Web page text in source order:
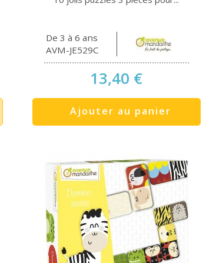
De 3 à 6 ans
AVM-JE529C
13,40 €
Ajouter au panier